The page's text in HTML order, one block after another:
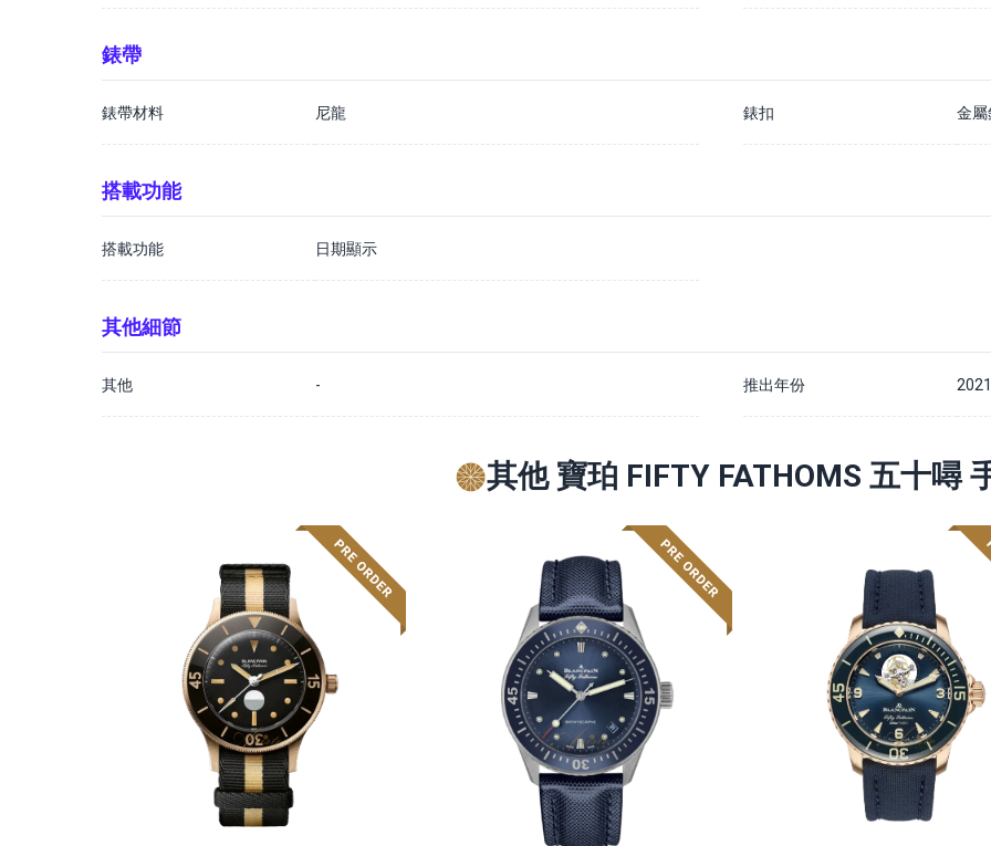
錶帶
錶帶材料 尼龍 錶扣 金屬
搭載功能
搭載功能 日期顯示
其他細節
其他 - 推出年份 2021
其他 寶珀 FIFTY FATHOMS 五十噚